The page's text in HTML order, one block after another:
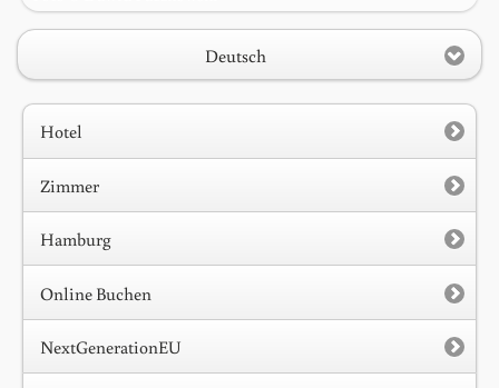
123
Deutsch
Hotel
Zimmer
Hamburg
Online Buchen
NextGenerationEU